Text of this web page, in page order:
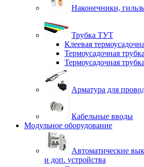
Наконечники,
Трубка ТУТ
Клеевая
Термоусадочная
Термоусадочная
Арматура для
Кабельные вводы
Модульное оборудование
Автоматические
и доп. устройства